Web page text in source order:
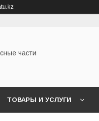
части
ТОВАРЫ И УСЛУГИ